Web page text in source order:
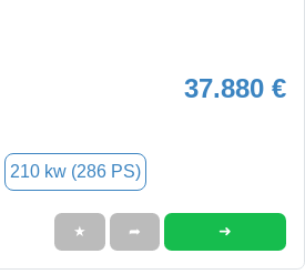
37.880 €
210 kw (286 PS)
★ ➦ ➜